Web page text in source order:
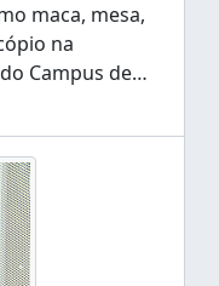
maca, mesa,
na
Campus de…